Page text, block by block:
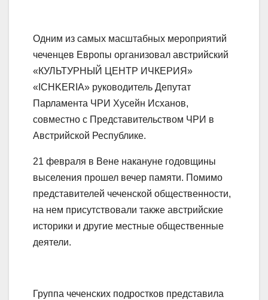
Одним из самых масштабных мероприятий
чеченцев Европы организовал австрийский
«КУЛЬТУРНЫЙ ЦЕНТР ИЧКЕРИЯ»
«ICHKERIA» руководитель Депутат
Парламента ЧРИ Хусейн Исханов,
совместно с Представительством ЧРИ в
Австрийской Республике.
21 февраля в Вене накануне годовщины
выселения прошел вечер памяти. Помимо
представителей чеченской общественности,
на нем присутствовали также австрийские
историки и другие местные общественные
деятели.
Группа чеченских подростков представила